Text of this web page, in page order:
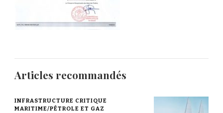
Articles recommandés
INFRASTRUCTURE CRITIQUE
MARITIME/PÉTROLE ET GAZ